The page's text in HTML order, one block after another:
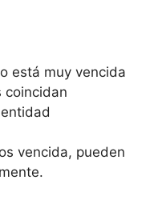
está muy vencida
coincidan
vencida, pueden